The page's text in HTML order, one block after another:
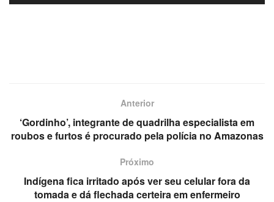
Anterior
‘Gordinho’, integrante de quadrilha especialista em
roubos e furtos é procurado pela polícia no Amazonas
Próximo
Indígena fica irritado após ver seu celular fora da
tomada e dá flechada certeira em enfermeiro